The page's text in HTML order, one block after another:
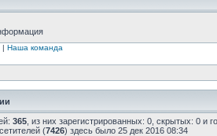
| Наша команда
365 , из них зарегистрированных: 0, скрытых: 0 и
(7426) здесь было 25 дек 2016 08:34